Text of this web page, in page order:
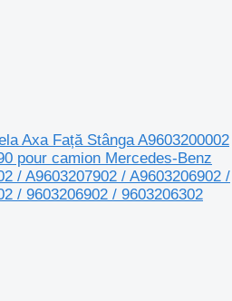
Axa Față Stânga A9603200002
pour camion Mercedes-Benz
/ A9603207902 / A9603206902 /
/ 9603206902 / 9603206302